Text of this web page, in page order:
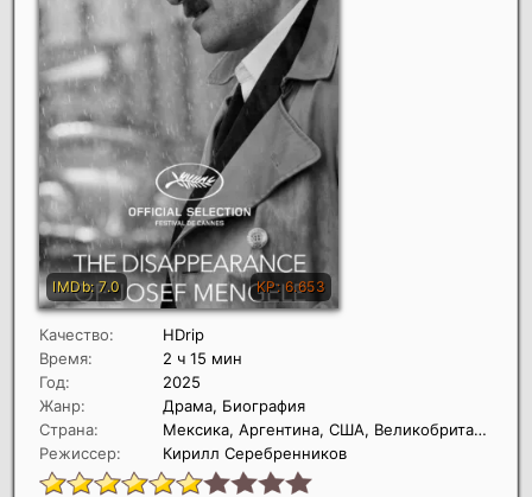
Качество:
HDrip
Время:
2 ч 15 мин
Год:
2025
Жанр:
Драма, Биография
Страна:
Мексика, Аргентина, США, Великобритания, Испания, Франция, Германия, Латвия
Режиссер:
Кирилл Серебренников